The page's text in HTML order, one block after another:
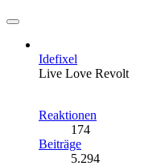
Idefixel
Live Love Revolt
Reaktionen
174
Beiträge
5.294